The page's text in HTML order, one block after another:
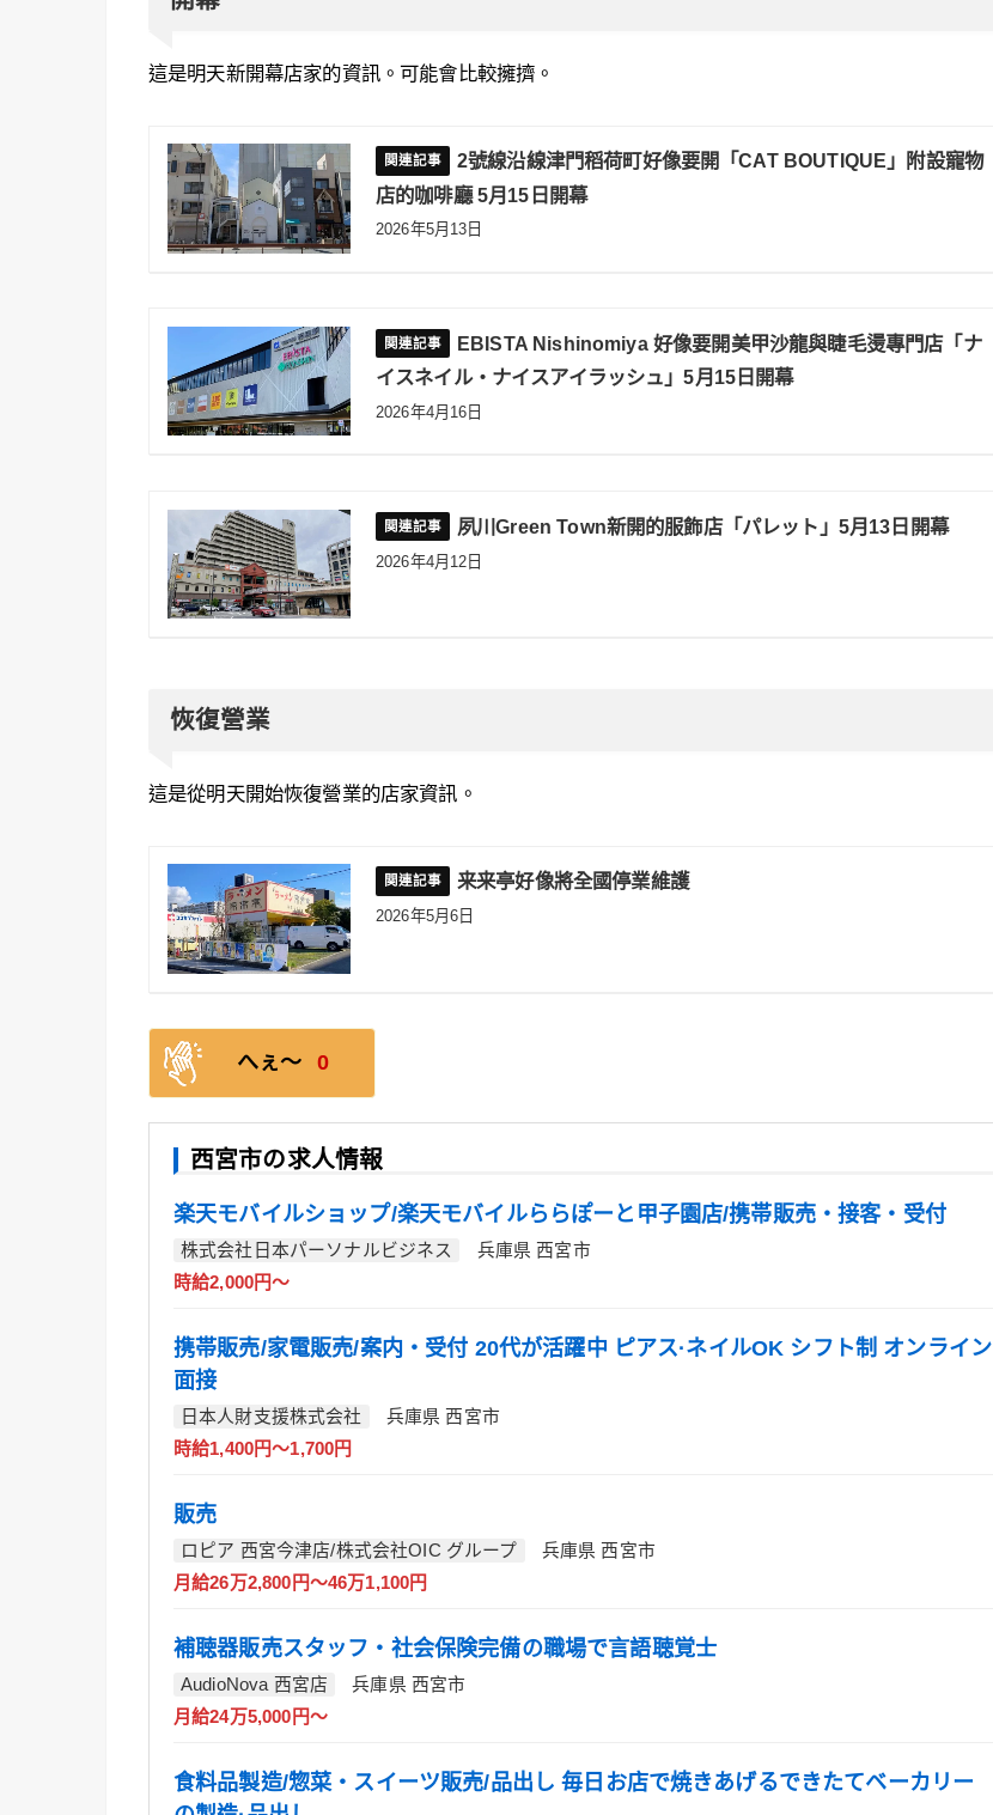
這是明天新開幕店家的資訊。可能會比較擁擠。
2號線沿線津門稻荷町好像要開「CAT BOUTIQUE」附設寵物
店的咖啡廳 5月15日開幕
2026年5月13日
EBISTA Nishinomiya 好像要開美甲沙龍與睫毛燙專門店「ナ
イスネイル・ナイスアイラッシュ」5月15日開幕
2026年4月16日
夙川Green Town新開的服飾店「パレット」5月13日開幕
2026年4月12日
恢復營業
這是從明天開始恢復營業的店家資訊。
来来亭好像將全國停業維護
2026年5月6日
へぇ〜 0
西宮市の求人情報
楽天モバイルショップ/楽天モバイルららぽーと甲子園店/携帯販売・接客・受付
株式会社日本パーソナルビジネス
兵庫県 西宮市
時給2,000円～
携帯販売/家電販売/案内・受付 20代が活躍中 ピアス·ネイルOK シフト制 オンライン
面接
日本人財支援株式会社
兵庫県 西宮市
時給1,400円～1,700円
販売
ロピア 西宮今津店/株式会社OIC グループ
兵庫県 西宮市
月給26万2,800円～46万1,100円
補聴器販売スタッフ・社会保険完備の職場で言語聴覚士
AudioNova 西宮店
兵庫県 西宮市
月給24万5,000円～
食料品製造/惣菜・スイーツ販売/品出し 毎日お店で焼きあげるできたてベーカリー